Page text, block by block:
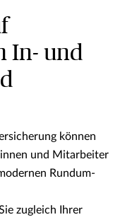
In- und
können
und Mitarbeiter
Rundum-
zugleich Ihrer